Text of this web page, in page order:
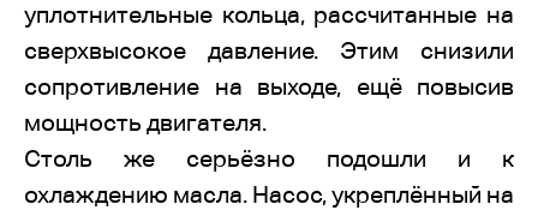
уплотнительные кольца, рассчитанные на
сверхвысокое давление. Этим снизили
сопротивление на выходе, ещё повысив
мощность двигателя.
Столь же серьёзно подошли и к
охлаждению масла. Насос, укреплённый на